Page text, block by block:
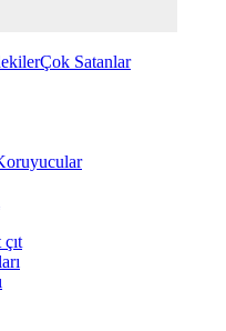
Çok Satanlar